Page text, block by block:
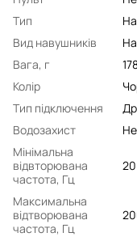
Тип
Вид навушників
Вага, г
Колір
Тип підключення
Водозахист
Мінімальна
відвторювана
частота, Гц
20
Максимальна
відтворювана
частота, Гц